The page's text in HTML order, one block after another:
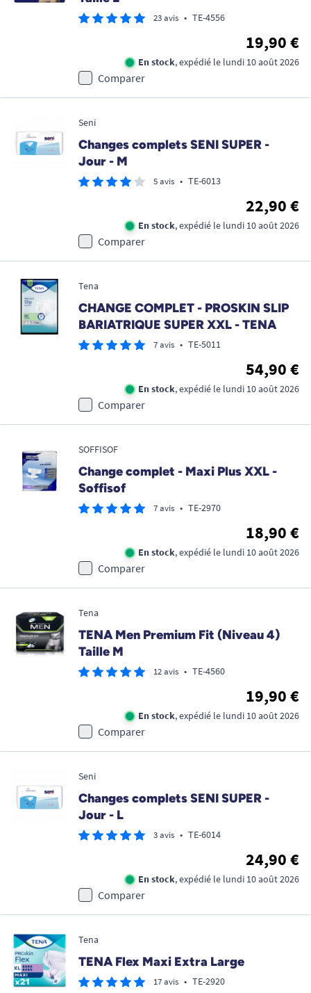
23 avis • TE-4556
19,90 €
En stock, expédié le lundi 10 août 2026
Comparer
Seni
Changes complets SENI SUPER -
Jour - M
5 avis • TE-6013
22,90 €
En stock, expédié le lundi 10 août 2026
Comparer
Tena
CHANGE COMPLET - PROSKIN SLIP
BARIATRIQUE SUPER XXL - TENA
7 avis • TE-5011
54,90 €
En stock, expédié le lundi 10 août 2026
Comparer
SOFFISOF
Change complet - Maxi Plus XXL -
Soffisof
7 avis • TE-2970
18,90 €
En stock, expédié le lundi 10 août 2026
Comparer
Tena
TENA Men Premium Fit (Niveau 4)
Taille M
12 avis • TE-4560
19,90 €
En stock, expédié le lundi 10 août 2026
Comparer
Seni
Changes complets SENI SUPER -
Jour - L
3 avis • TE-6014
24,90 €
En stock, expédié le lundi 10 août 2026
Comparer
Tena
TENA Flex Maxi Extra Large
17 avis • TE-2920